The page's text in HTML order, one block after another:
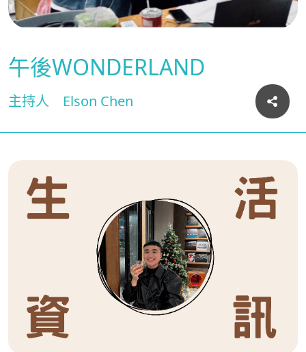
午後WONDERLAND
主持人 Elson Chen